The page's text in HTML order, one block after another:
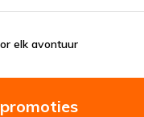
elk avontuur